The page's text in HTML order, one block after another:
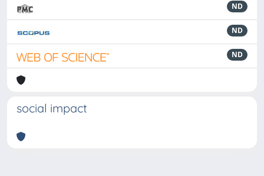
ND
ND
ND
social impact